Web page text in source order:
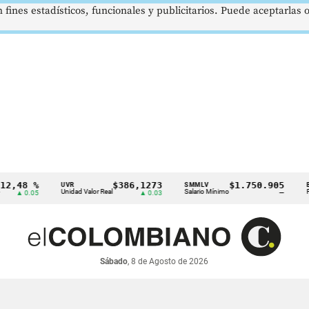
%
0.05 Unidad Valor Real
$386,1273
▲ 0.03
SMMLV
Salario Mínimo
$1.750.905 BRENT
Sábado, 8 de Agosto de 2026
estadísticos, funcionales y publicitarios. Puede aceptarlas